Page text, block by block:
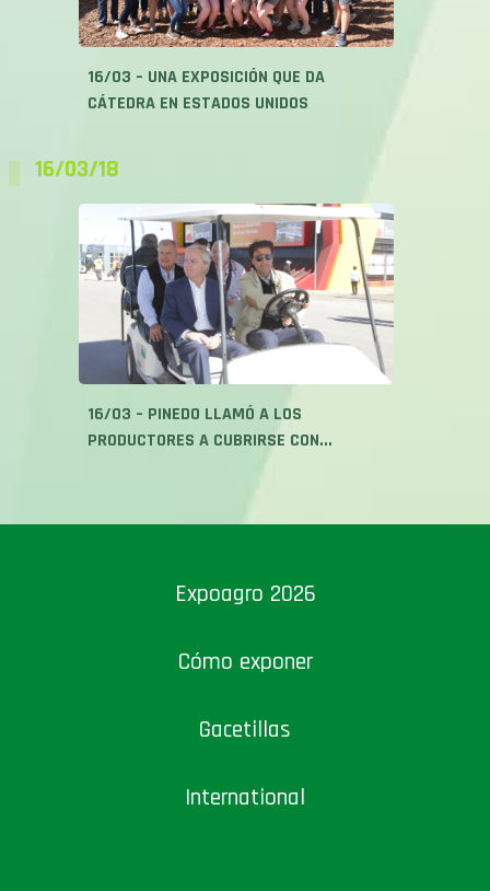
16/03 – UNA EXPOSICIÓN QUE DA
CÁTEDRA EN ESTADOS UNIDOS
16/03/18
16/03 – PINEDO LLAMÓ A LOS
PRODUCTORES A CUBRIRSE CON...
Expoagro 2026
Cómo exponer
Gacetillas
International